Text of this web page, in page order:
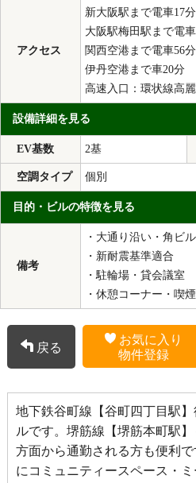
アクセス
新大阪駅まで電車17分
大阪駅梅田駅まで電
関西空港まで電車56
伊丹空港まで車20分
高速入口：環状線高
設備詳細を見る
EV基数 2基
空調タイプ 個別
目的・ビルの特徴を見る
備考
・大通り沿い・角ビル
・新耐震基準適合
・駐輪場・貸会議室
・休憩コーナー・喫
戻る
お気に入り
物件登録
地下鉄谷町線【谷町四丁目駅
ルです。堺筋線【堺筋本町駅
方面から通勤される方も便利
にコミュニティースペース・